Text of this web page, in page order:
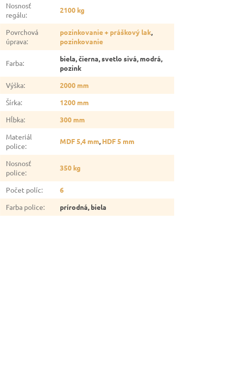
Nosnosť
regálu:
2100 kg
Povrchová
úprava:
pozinkovanie + práškový lak,
pozinkovanie
Farba:
biela, čierna, svetlo sivá, modrá,
pozink
Výška:
2000 mm
Šírka:
1200 mm
Hĺbka:
300 mm
Materiál
police:
MDF 5,4 mm, HDF 5 mm
Nosnosť
police:
350 kg
Počet políc:
6
Farba police: prírodná, biela